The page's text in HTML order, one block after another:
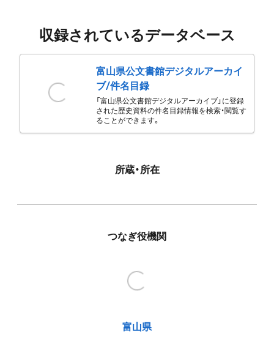
収録されているデータベース
富山県公文書館デジタルアーカイ
ブ/件名目録
「富山県公文書館デジタルアーカイブ」に登録
された歴史資料の件名目録情報を検索・閲覧す
ることができます。
所蔵・所在
つなぎ役機関
富山県